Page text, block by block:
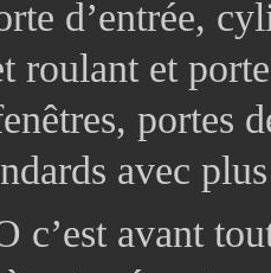
d’entrée,
roulant et
portes
avec
avant